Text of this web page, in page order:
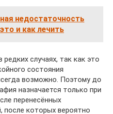
недостаточность
и как лечить
случаях, так как это
состояния
возможно. Поэтому до
назначается только при
перенесённых
после которых вероятно